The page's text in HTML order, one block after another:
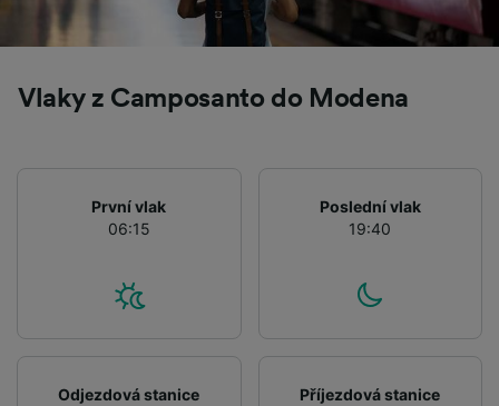
Vlaky z Camposanto do Modena
První vlak
06:15
Poslední vlak
19:40
Odjezdová stanice
Příjezdová stanice